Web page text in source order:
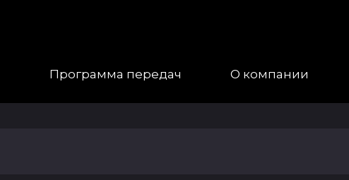
Программа передач О компании